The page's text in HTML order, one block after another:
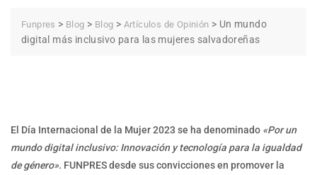
Funpres > Blog > Blog > Artículos de Opinión > Un mundo
digital más inclusivo para las mujeres salvadoreñas
El Día Internacional de la Mujer 2023 se ha denominado «Por un
mundo digital inclusivo: Innovación y tecnología para la igualdad
de género». FUNPRES desde sus convicciones en promover la